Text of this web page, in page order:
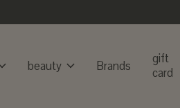
beauty Brands
gift
card